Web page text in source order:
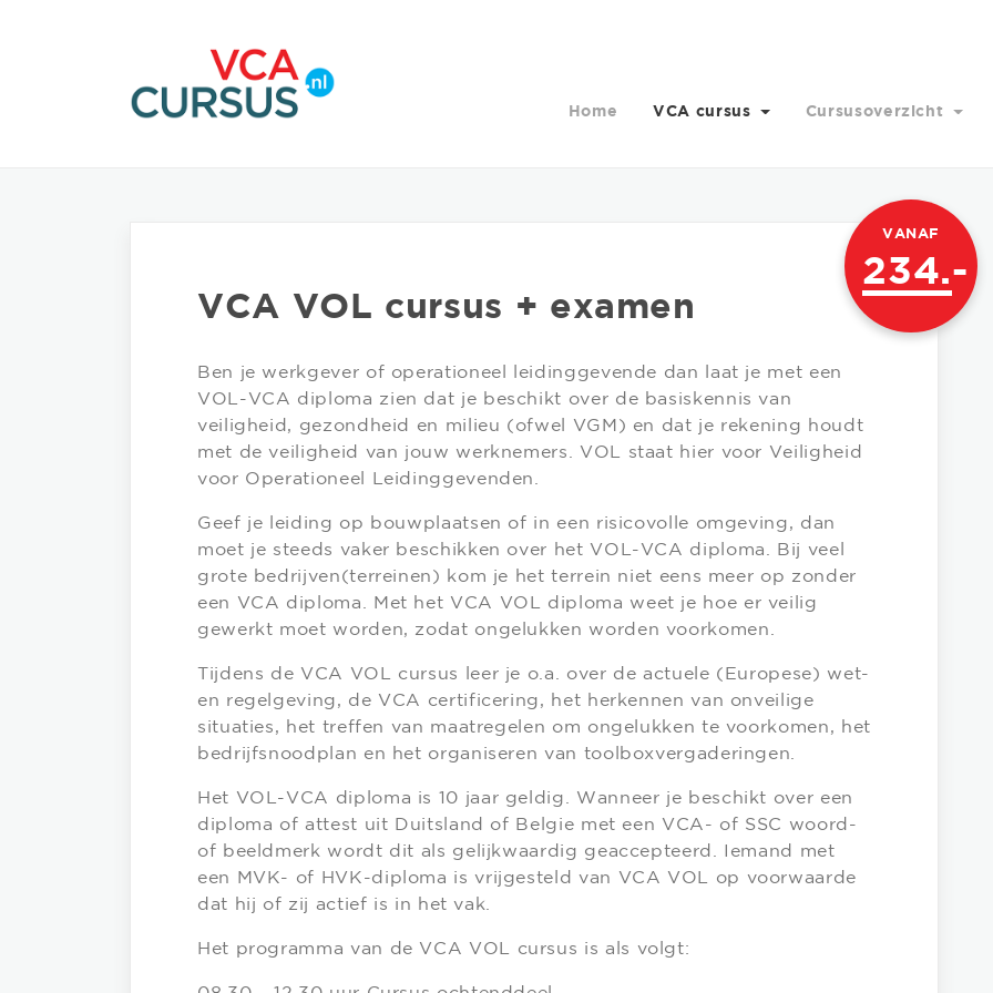
Home VCA cursus Cursusoverzicht
VCA VOL cursus + examen
Ben je werkgever of operationeel leidinggevende dan laat je met een
VOL-VCA diploma zien dat je beschikt over de basiskennis van
veiligheid, gezondheid en milieu (ofwel VGM) en dat je rekening houdt
met de veiligheid van jouw werknemers. VOL staat hier voor Veiligheid
voor Operationeel Leidinggevenden.
Geef je leiding op bouwplaatsen of in een risicovolle omgeving, dan
moet je steeds vaker beschikken over het VOL-VCA diploma. Bij veel
grote bedrijven(terreinen) kom je het terrein niet eens meer op zonder
een VCA diploma. Met het VCA VOL diploma weet je hoe er veilig
gewerkt moet worden, zodat ongelukken worden voorkomen.
Tijdens de VCA VOL cursus leer je o.a. over de actuele (Europese) wet-
en regelgeving, de VCA certificering, het herkennen van onveilige
situaties, het treffen van maatregelen om ongelukken te voorkomen, het
bedrijfsnoodplan en het organiseren van toolboxvergaderingen.
Het VOL-VCA diploma is 10 jaar geldig. Wanneer je beschikt over een
diploma of attest uit Duitsland of Belgie met een VCA- of SSC woord-
of beeldmerk wordt dit als gelijkwaardig geaccepteerd. Iemand met
een MVK- of HVK-diploma is vrijgesteld van VCA VOL op voorwaarde
dat hij of zij actief is in het vak.
Het programma van de VCA VOL cursus is als volgt:
VANAF
234.-